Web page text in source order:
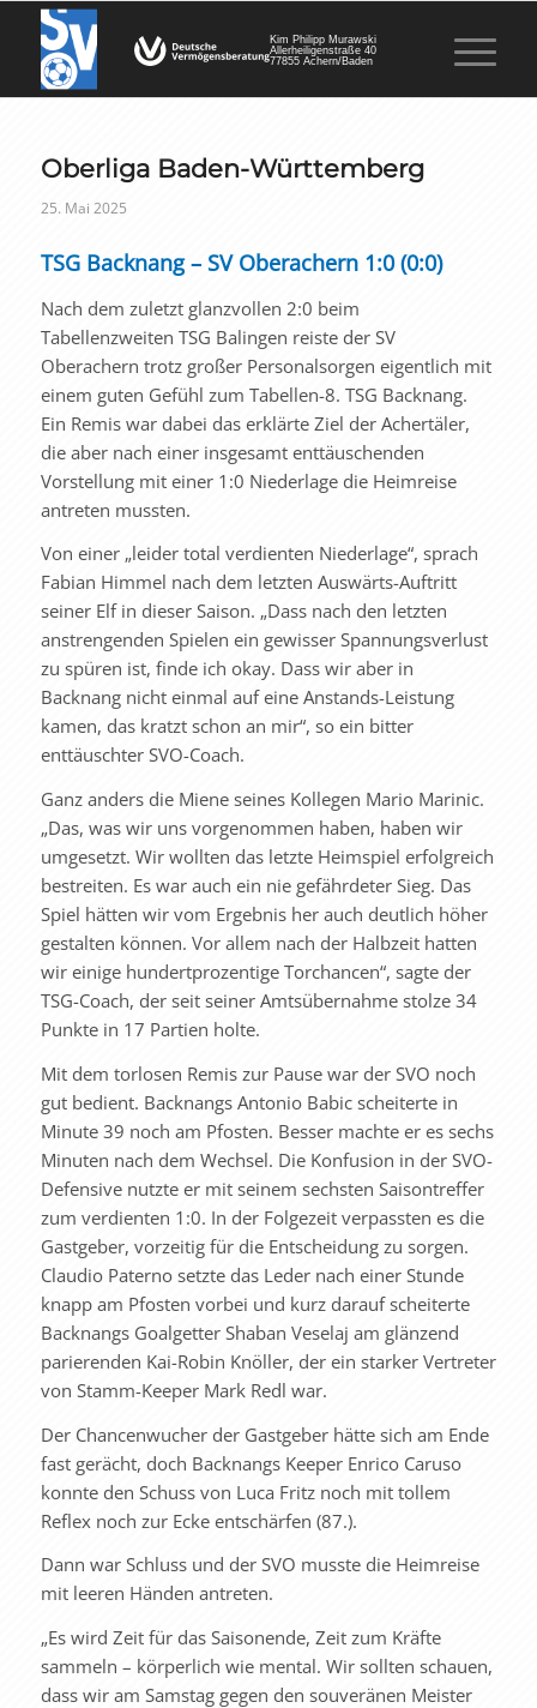
Kim Philipp Murawski
Allerheiligenstraße 40
77855 Achern/Baden
Oberliga Baden-Württemberg
25. Mai 2025
TSG Backnang – SV Oberachern 1:0 (0:0)
Nach dem zuletzt glanzvollen 2:0 beim
Tabellenzweiten TSG Balingen reiste der SV
Oberachern trotz großer Personalsorgen eigentlich mit
einem guten Gefühl zum Tabellen-8. TSG Backnang.
Ein Remis war dabei das erklärte Ziel der Achertäler,
die aber nach einer insgesamt enttäuschenden
Vorstellung mit einer 1:0 Niederlage die Heimreise
antreten mussten.
Von einer „leider total verdienten Niederlage“, sprach
Fabian Himmel nach dem letzten Auswärts-Auftritt
seiner Elf in dieser Saison. „Dass nach den letzten
anstrengenden Spielen ein gewisser Spannungsverlust
zu spüren ist, finde ich okay. Dass wir aber in
Backnang nicht einmal auf eine Anstands-Leistung
kamen, das kratzt schon an mir“, so ein bitter
enttäuschter SVO-Coach.
Ganz anders die Miene seines Kollegen Mario Marinic.
„Das, was wir uns vorgenommen haben, haben wir
umgesetzt. Wir wollten das letzte Heimspiel erfolgreich
bestreiten. Es war auch ein nie gefährdeter Sieg. Das
Spiel hätten wir vom Ergebnis her auch deutlich höher
gestalten können. Vor allem nach der Halbzeit hatten
wir einige hundertprozentige Torchancen“, sagte der
TSG-Coach, der seit seiner Amtsübernahme stolze 34
Punkte in 17 Partien holte.
Mit dem torlosen Remis zur Pause war der SVO noch
gut bedient. Backnangs Antonio Babic scheiterte in
Minute 39 noch am Pfosten. Besser machte er es sechs
Minuten nach dem Wechsel. Die Konfusion in der SVO-
Defensive nutzte er mit seinem sechsten Saisontreffer
zum verdienten 1:0. In der Folgezeit verpassten es die
Gastgeber, vorzeitig für die Entscheidung zu sorgen.
Claudio Paterno setzte das Leder nach einer Stunde
knapp am Pfosten vorbei und kurz darauf scheiterte
Backnangs Goalgetter Shaban Veselaj am glänzend
parierenden Kai-Robin Knöller, der ein starker Vertreter
von Stamm-Keeper Mark Redl war.
Der Chancenwucher der Gastgeber hätte sich am Ende
fast gerächt, doch Backnangs Keeper Enrico Caruso
konnte den Schuss von Luca Fritz noch mit tollem
Reflex noch zur Ecke entschärfen (87.).
Dann war Schluss und der SVO musste die Heimreise
mit leeren Händen antreten.
„Es wird Zeit für das Saisonende, Zeit zum Kräfte
sammeln – körperlich wie mental. Wir sollten schauen,
dass wir am Samstag gegen den souveränen Meister